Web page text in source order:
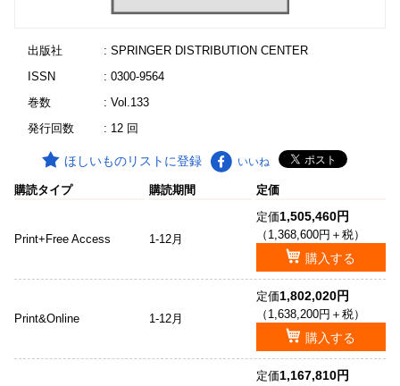
出版社
: SPRINGER DISTRIBUTION CENTER
ISSN
: 0300-9564
巻数
: Vol.133
発行回数
: 12 回
ほしいものリストに登録 いいね
購読タイプ 購読期間 定価
Print+Free Access 1-12月
定価1,505,460円
（1,368,600円＋税）
購入する
Print&Online 1-12月
定価1,802,020円
（1,638,200円＋税）
購入する
定価1,167,810円